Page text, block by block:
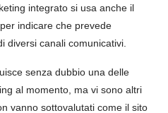
integrato si usa anche il
indicare che prevede
diversi canali comunicativi.
senza dubbio una delle
al momento, ma vi sono altri
vanno sottovalutati come il sito